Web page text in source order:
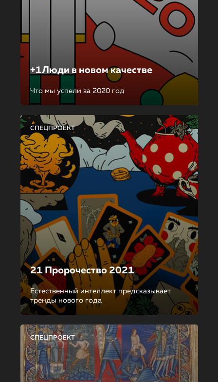
+1Люди в новом качестве
Что мы успели за 2020 год
СПЕЦПРОЕКТ
21 Пророчество 2021
Естественный интеллект предсказывает
тренды нового года
СПЕЦПРОЕКТ